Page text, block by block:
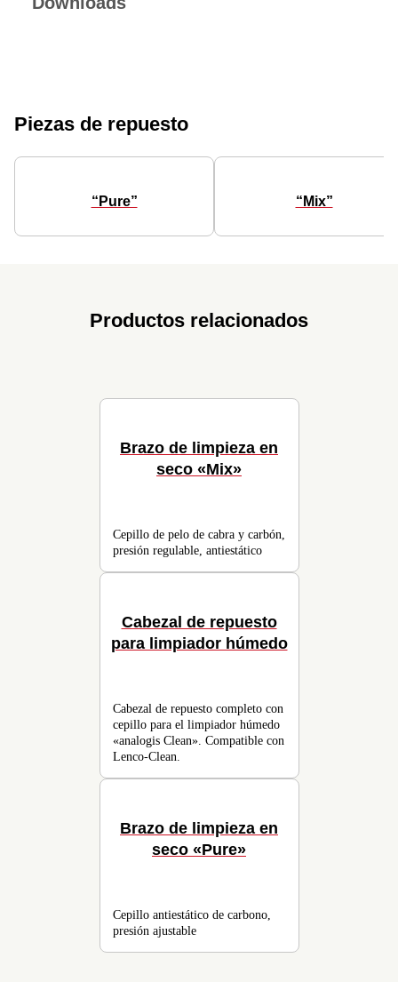
Piezas de repuesto
“Pure” “Mix”
Productos relacionados
Brazo de limpieza en
seco «Mix»
Cepillo de pelo de cabra y carbón,
presión regulable, antiestático
Cabezal de repuesto
para limpiador húmedo
Cabezal de repuesto completo con
cepillo para el limpiador húmedo
«analogis Clean». Compatible con
Lenco-Clean.
Brazo de limpieza en
seco «Pure»
Cepillo antiestático de carbono,
presión ajustable